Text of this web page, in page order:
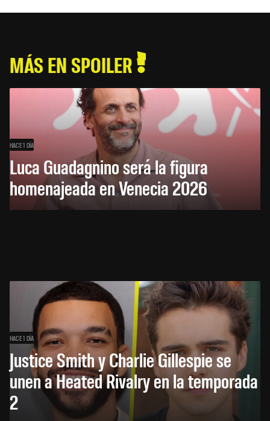
MÁS EN SPOILER
HACE 1 DÍA
Luca Guadagnino será la figura
homenajeada en Venecia 2026
HACE 1 DÍA
Justice Smith y Charlie Gillespie se
unen a Heated Rivalry en la temporada
2